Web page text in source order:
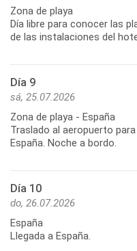
Zona de playa
Día libre para conocer las
de las instalaciones del
Día 9
sá, 25.07.2026
Zona de playa - España
Traslado al aeropuerto
España. Noche a bordo.
Día 10
do, 26.07.2026
España
Llegada a España.